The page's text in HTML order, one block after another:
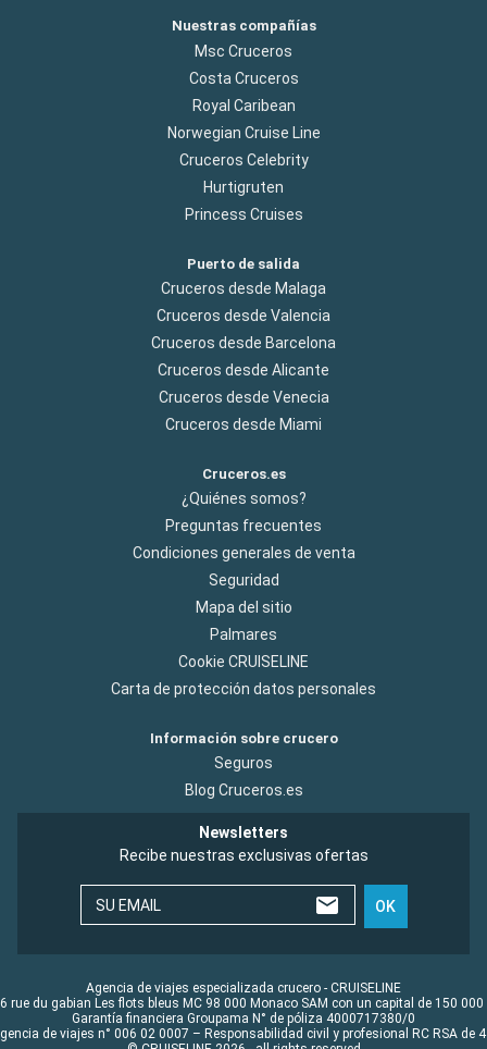
Nuestras compañías
Msc Cruceros
Costa Cruceros
Royal Caribean
Norwegian Cruise Line
Cruceros Celebrity
Hurtigruten
Princess Cruises
Puerto de salida
Cruceros desde Malaga
Cruceros desde Valencia
Cruceros desde Barcelona
Cruceros desde Alicante
Cruceros desde Venecia
Cruceros desde Miami
Cruceros.es
¿Quiénes somos?
Preguntas frecuentes
Condiciones generales de venta
Seguridad
Mapa del sitio
Palmares
Cookie CRUISELINE
Carta de protección datos personales
Información sobre crucero
Seguros
Blog Cruceros.es
Newsletters
Recibe nuestras exclusivas ofertas
SU EMAIL OK
Agencia de viajes especializada crucero - CRUISELINE
rue du gabian Les flots bleus MC 98 000 Monaco SAM con un capital de 150 000
Garantía financiera Groupama N° de póliza 4000717380/0
de viajes n° 006 02 0007 – Responsabilidad civil y profesional RC RSA de